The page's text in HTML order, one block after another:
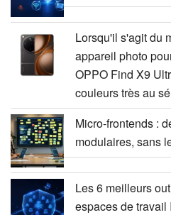
Lorsqu'il s'agit du
appareil photo
OPPO Find X9
couleurs très au
Micro-frontends :
modulaires, sans
Les 6 meilleurs
espaces de